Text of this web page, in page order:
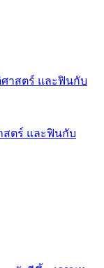
สตร์ และฟินกับ